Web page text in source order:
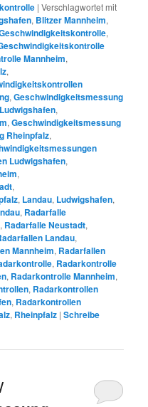
|Verschlagwortet mit
, Blitzer Mannheim,
,
Mannheim,
,
,Geschwindigkeitsmessung
,
,Geschwindigkeitsmessung
Rheinpfalz,
Ludwigshafen,
,
,
, Landau, Ludwigshafen,
, Radarfalle
, Radarfalle Neustadt,
Landau,
Mannheim, Radarfallen
, Radarkontrolle
, Radarkontrolle Mannheim,
, Radarkontrollen
, Radarkontrollen
, Rheinpfalz |Schreibe